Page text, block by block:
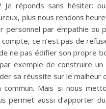
Je réponds sans hésiter:
plus nous rendons
personnel par empathie ou
compte, ce n’est pas de
ne pas édifier son propre
exemple de construire
sa réussite sur le
commun. Mais si nous
permet aussi d’apporter